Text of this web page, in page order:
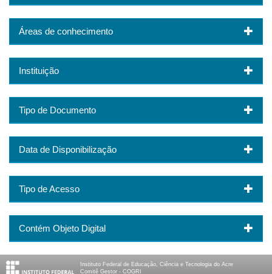
Áreas de conhecimento
Instituição
Tipo de Documento
Data de Disponibilização
Tipo de Acesso
Contém Objeto Digital
Instituto Federal de Educação, Ciência e Tecnologia do Acre
Comitê Gestor - COGRI